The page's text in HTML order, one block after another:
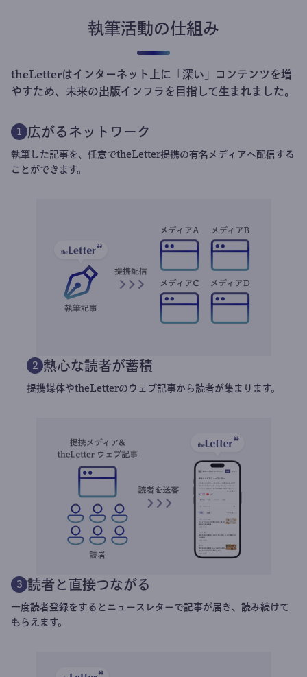
執筆活動の仕組み
theLetterはインターネット上に「深い」コンテンツを増
やすため、未来の出版インフラを目指して生まれました。
1 広がるネットワーク
執筆した記事を、任意でtheLetter提携の有名メディアへ配信する
ことができます。
2 熱心な読者が蓄積
提携媒体やtheLetterのウェブ記事から読者が集まります。
3 読者と直接つながる
一度読者登録をするとニュースレターで記事が届き、読み続けて
もらえます。